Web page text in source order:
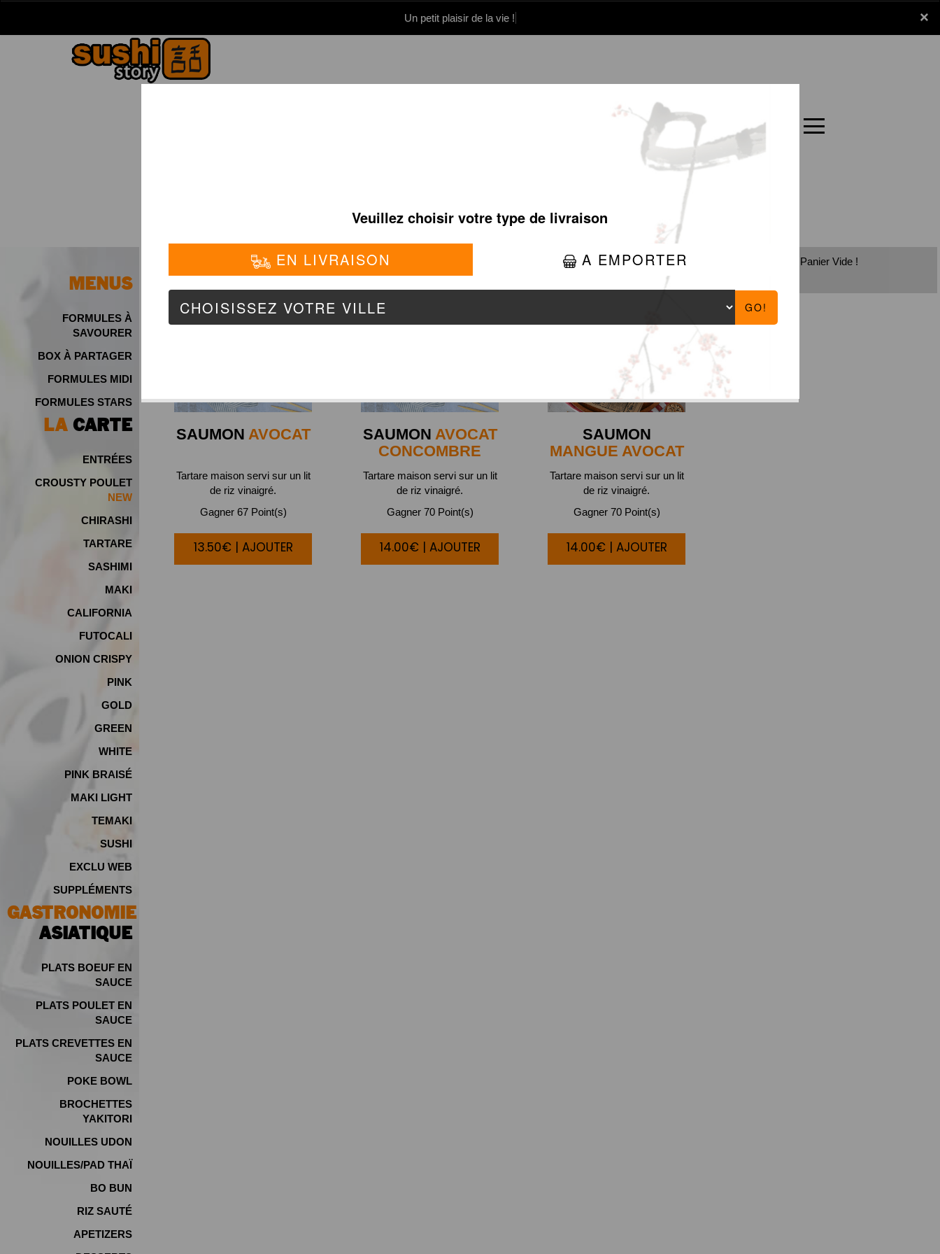
×
Un petit plaisir de la vie !
Panier Carte
x
MENUS
FORMULES À
SAVOURER
BOX À PARTAGER
FORMULES MIDI
FORMULES STARS
LA CARTE
ENTRÉES
CROUSTY POULET
CHIRASHI
TARTARE
SASHIMI
MAKI
CALIFORNIA
FUTOCALI
ONION CRISPY
PINK
GOLD
GREEN
WHITE
PINK BRAISÉ
MAKI LIGHT
TEMAKI
SUSHI
EXCLU WEB
SUPPLÉMENTS
GASTRONOMIE
ASIATIQUE
PLATS BOEUF EN
SAUCE
PLATS POULET EN
SAUCE
PLATS CREVETTES EN
SAUCE
POKE BOWL
BROCHETTES
YAKITORI
NOUILLES UDON
NOUILLES/PAD THAÏ
BO BUN
RIZ SAUTÉ
APETIZERS
TARTARE
SAUMON AVOCAT
Tartare maison servi sur un lit
de riz vinaigré.
Gagner 67 Point(s)
13.50€ | AJOUTER
SAUMON AVOCAT
CONCOMBRE
Tartare maison servi sur un lit
de riz vinaigré.
Gagner 70 Point(s)
14.00€ | AJOUTER
SAUMON
MANGUE AVOCAT
Tartare maison servi sur un lit
de riz vinaigré.
Gagner 70 Point(s)
14.00€ | AJOUTER
Panier Vide !